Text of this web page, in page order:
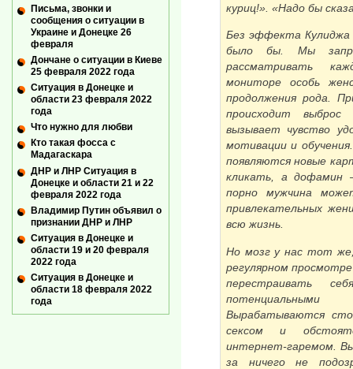
куриц!». «Надо бы
Без эффекта
было бы. Мы
рассматривать
мониторе особь
продолжения рода.
происходит
вызывает чувство
мотивации и
появляются новые
кликать, а дофамин
порно мужчина
привлекательных
всю жизнь.
Но мозг у нас тот
регулярном
перестраивать
Вырабатываются
сексом и
интернет-гаремом.
за ничего не
Письма, звонки и
сообщения о ситуации в
Украине и Донецке 26
февраля
Дончане о ситуации в Киеве
25 февраля 2022 года
Ситуация в Донецке и
области 23 февраля 2022
года
Что нужно для любви
Кто такая фосса с
Мадагаскара
ДНР и ЛНР Ситуация в
Донецке и области 21 и 22
февраля 2022 года
Владимир Путин объявил о
признании ДНР и ЛНР
Ситуация в Донецке и
области 19 и 20 февраля
2022 года
Ситуация в Донецке и
области 18 февраля 2022
года